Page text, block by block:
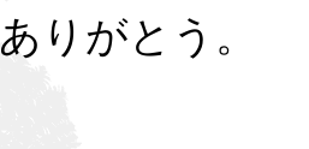
ありがとう。